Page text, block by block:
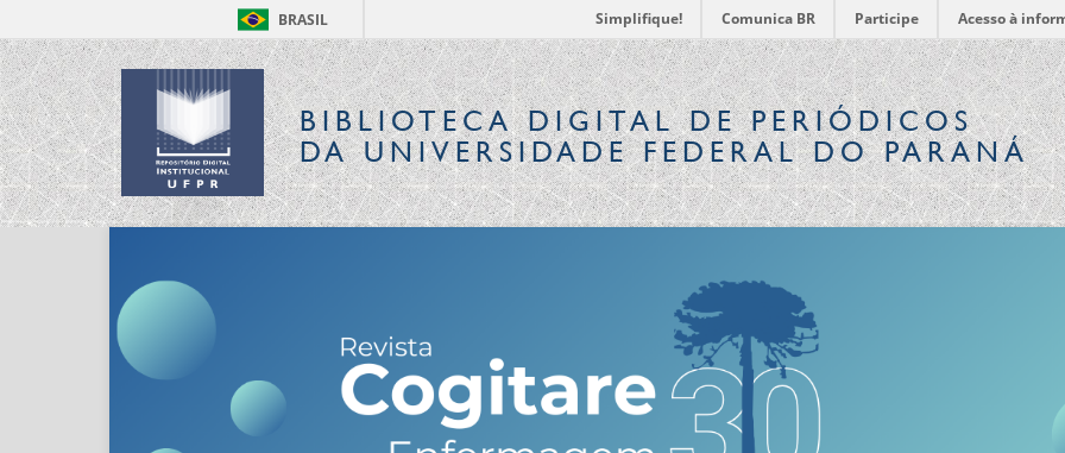
BRASIL Simplifique! Comunica BR Participe Acesso à
BIBLIOTECA DIGITALDE PERIÓDICOS
DA UNIVERSIDADE FEDERAL DO PARANÁ